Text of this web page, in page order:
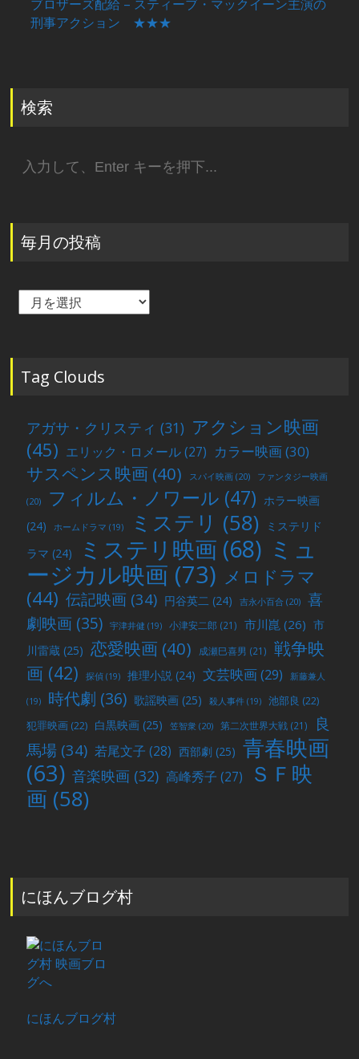
ブロザーズ配給 – スティーブ・マックイーン主演の
刑事アクション ★★★
検索
索:
毎月の投稿
毎
稿
Tag Clouds
アガサ・クリスティ (31) アクション映画
(45) エリック・ロメール(27) カラー映画(30)
サスペンス映画 (40) スパイ映画 (20) ファンタジー映画
(20) フィルム・ノワール (47) ホラー映画
(24)
ホームドラマ (19) ミステリ (58)
ミステリド
ラマ (24) ミステリ映画 (68) ミュ
ージカル映画 (73) メロドラマ
(44) 伝記映画 (34) 円谷英二 (24) 吉永小百合 (20)
喜
劇映画 (35) 宇津井健 (19) 小津安二郎 (21) 市川崑 (26) 市
川雷蔵 (25) 恋愛映画 (40) 成瀬巳喜男 (21)
戦争映
画 (42) 探偵 (19) 推理小説 (24) 文芸映画(29) 新藤兼人
(19) 時代劇 (36) 歌謡映画 (25) 殺人事件 (19) 池部良 (22)
犯罪映画 (22) 白黒映画 (25) 笠智衆 (20) 第二次世界大戦 (21)
良
馬場 (34) 若尾文子 (28) 西部劇 (25) 青春映画
(63) 音楽映画 (32) 高峰秀子 (27)
ＳＦ映
画 (58)
にほんブログ村
にほんブログ村